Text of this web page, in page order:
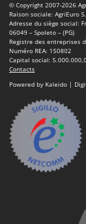
© Copyright 2007-2026
Raison sociale: AgriEuro
Adresse du siège social:
06049 – Spoleto – (PG)
Registre des entreprises
Numéro REA: 150802
Capital social:
Contacts
Powered by Kaleido |